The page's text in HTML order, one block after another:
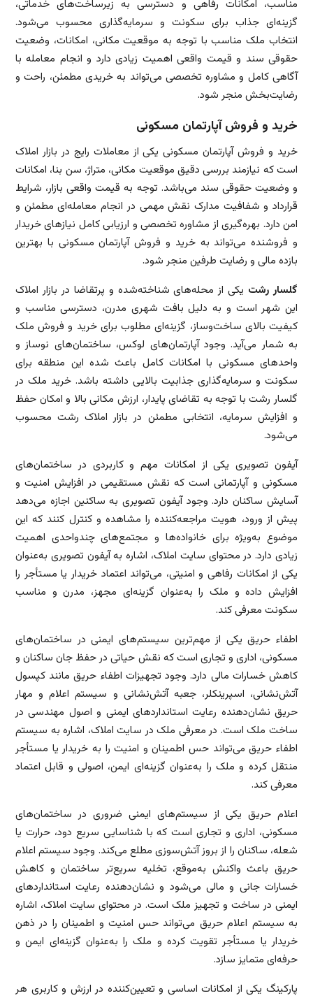
مناسب، امکانات رفاهی و دسترسی به زیرساخت‌های خدماتی،
گزینه‌ای جذاب برای سکونت و سرمایه‌گذاری محسوب می‌شود.
انتخاب ملک مناسب با توجه به موقعیت مکانی، امکانات، وضعیت
حقوقی سند و قیمت واقعی اهمیت زیادی دارد و انجام معامله با
آگاهی کامل و مشاوره تخصصی می‌تواند به خریدی مطمئن، راحت و
رضایت‌بخش منجر شود.
خرید و فروش آپارتمان مسکونی
خرید و فروش آپارتمان مسکونی یکی از معاملات رایج در بازار املاک
است که نیازمند بررسی دقیق موقعیت مکانی، متراژ، سن بنا، امکانات
و وضعیت حقوقی سند می‌باشد. توجه به قیمت واقعی بازار، شرایط
قرارداد و شفافیت مدارک نقش مهمی در انجام معامله‌ای مطمئن و
امن دارد. بهره‌گیری از مشاوره تخصصی و ارزیابی کامل نیازهای خریدار
و فروشنده می‌تواند به خرید و فروش آپارتمان مسکونی با بهترین
بازده مالی و رضایت طرفین منجر شود.
گلسار رشت یکی از محله‌های شناخته‌شده و پرتقاضا در بازار املاک
این شهر است و به دلیل بافت شهری مدرن، دسترسی مناسب و
کیفیت بالای ساخت‌وساز، گزینه‌ای مطلوب برای خرید و فروش ملک
به شمار می‌آید. وجود آپارتمان‌های لوکس، ساختمان‌های نوساز و
واحدهای مسکونی با امکانات کامل باعث شده این منطقه برای
سکونت و سرمایه‌گذاری جذابیت بالایی داشته باشد. خرید ملک در
گلسار رشت با توجه به تقاضای پایدار، ارزش مکانی بالا و امکان حفظ
و افزایش سرمایه، انتخابی مطمئن در بازار املاک رشت محسوب
می‌شود.
آیفون تصویری یکی از امکانات مهم و کاربردی در ساختمان‌های
مسکونی و آپارتمانی است که نقش مستقیمی در افزایش امنیت و
آسایش ساکنان دارد. وجود آیفون تصویری به ساکنین اجازه می‌دهد
پیش از ورود، هویت مراجعه‌کننده را مشاهده و کنترل کنند که این
موضوع به‌ویژه برای خانواده‌ها و مجتمع‌های چندواحدی اهمیت
زیادی دارد. در محتوای سایت املاک، اشاره به آیفون تصویری به‌عنوان
یکی از امکانات رفاهی و امنیتی، می‌تواند اعتماد خریدار یا مستأجر را
افزایش داده و ملک را به‌عنوان گزینه‌ای مجهز، مدرن و مناسب
سکونت معرفی کند.
اطفاء حریق یکی از مهم‌ترین سیستم‌های ایمنی در ساختمان‌های
مسکونی، اداری و تجاری است که نقش حیاتی در حفظ جان ساکنان و
کاهش خسارات مالی دارد. وجود تجهیزات اطفاء حریق مانند کپسول
آتش‌نشانی، اسپرینکلر، جعبه آتش‌نشانی و سیستم اعلام و مهار
حریق نشان‌دهنده رعایت استانداردهای ایمنی و اصول مهندسی در
ساخت ملک است. در معرفی ملک در سایت املاک، اشاره به سیستم
اطفاء حریق می‌تواند حس اطمینان و امنیت را به خریدار یا مستأجر
منتقل کرده و ملک را به‌عنوان گزینه‌ای ایمن، اصولی و قابل اعتماد
معرفی کند.
اعلام حریق یکی از سیستم‌های ایمنی ضروری در ساختمان‌های
مسکونی، اداری و تجاری است که با شناسایی سریع دود، حرارت یا
شعله، ساکنان را از بروز آتش‌سوزی مطلع می‌کند. وجود سیستم اعلام
حریق باعث واکنش به‌موقع، تخلیه سریع‌تر ساختمان و کاهش
خسارات جانی و مالی می‌شود و نشان‌دهنده رعایت استانداردهای
ایمنی در ساخت و تجهیز ملک است. در محتوای سایت املاک، اشاره
به سیستم اعلام حریق می‌تواند حس امنیت و اطمینان را در ذهن
خریدار یا مستأجر تقویت کرده و ملک را به‌عنوان گزینه‌ای ایمن و
حرفه‌ای متمایز سازد.
پارکینگ یکی از امکانات اساسی و تعیین‌کننده در ارزش و کاربری هر